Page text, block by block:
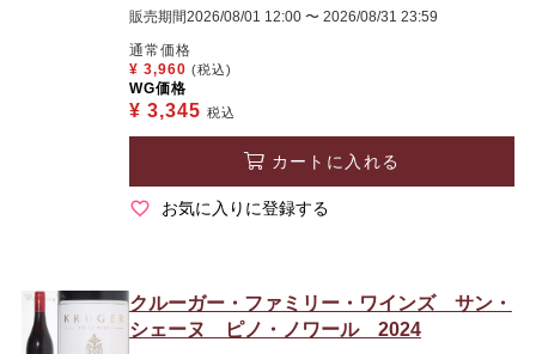
販売期間2026/08/01 12:00 〜 2026/08/31 23:59
通常価格
¥ 3,960 (税込)
WG価格
¥ 3,345 税込
カートに入れる
お気に入りに登録する
クルーガー・ファミリー・ワインズ サン・
シェーヌ ピノ・ノワール 2024